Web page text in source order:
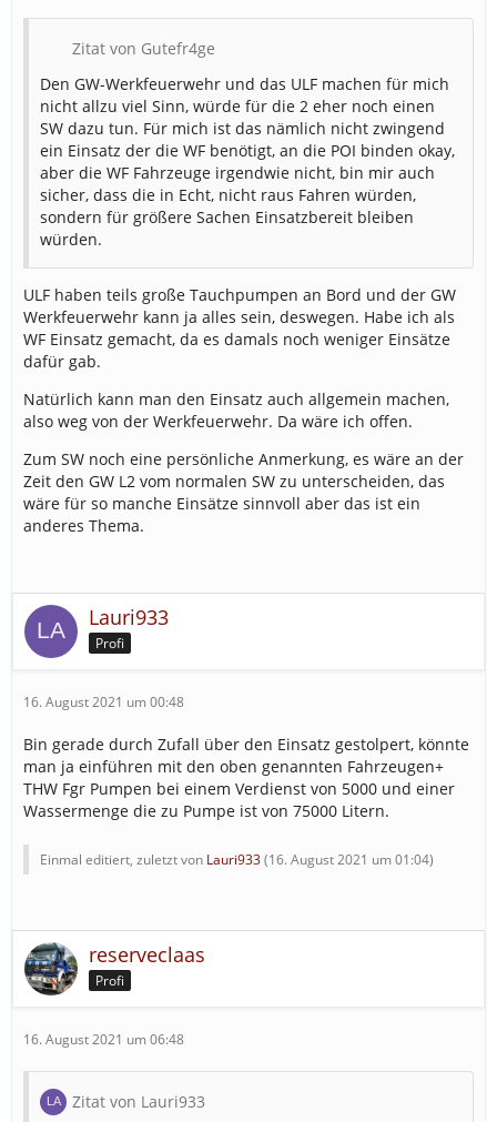
Zitat von Gutefr4ge
Den GW-Werkfeuerwehr und das ULF machen für mich
nicht allzu viel Sinn, würde für die 2 eher noch einen
SW dazu tun. Für mich ist das nämlich nicht zwingend
ein Einsatz der die WF benötigt, an die POI binden okay,
aber die WF Fahrzeuge irgendwie nicht, bin mir auch
sicher, dass die in Echt, nicht raus Fahren würden,
sondern für größere Sachen Einsatzbereit bleiben
würden.
ULF haben teils große Tauchpumpen an Bord und der GW
Werkfeuerwehr kann ja alles sein, deswegen. Habe ich als
WF Einsatz gemacht, da es damals noch weniger Einsätze
dafür gab.
Natürlich kann man den Einsatz auch allgemein machen,
also weg von der Werkfeuerwehr. Da wäre ich offen.
Zum SW noch eine persönliche Anmerkung, es wäre an der
Zeit den GW L2 vom normalen SW zu unterscheiden, das
wäre für so manche Einsätze sinnvoll aber das ist ein
anderes Thema.
Lauri933
Profi
16. August 2021 um 00:48
Bin gerade durch Zufall über den Einsatz gestolpert, könnte
man ja einführen mit den oben genannten Fahrzeugen+
THW Fgr Pumpen bei einem Verdienst von 5000 und einer
Wassermenge die zu Pumpe ist von 75000 Litern.
Einmal editiert, zuletzt von Lauri933(16. August 2021 um 01:04)
reserveclaas
Profi
16. August 2021 um 06:48
Zitat von Lauri933